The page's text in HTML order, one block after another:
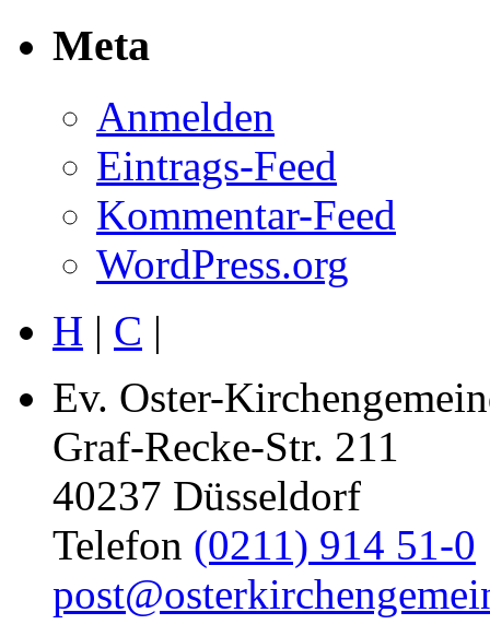
Meta
Anmelden
Eintrags-Feed
Kommentar-Feed
WordPress.org
H | C |
Ev. Oster-
Graf-Recke-Str. 211
40237 Düsseldorf
Telefon (0211) 914 51-0